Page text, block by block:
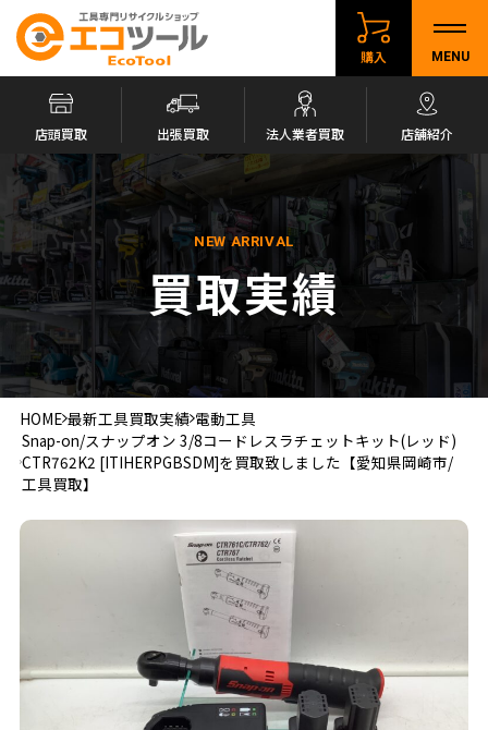
購入 MENU
店頭買取 出張買取 法人業者買取 店舗紹介
NEW ARRIVAL
買取実績
HOME 最新工具買取実績 電動工具
Snap-on/スナップオン 3/8コードレスラチェットキット(レッド)
CTR762K2 [ITIHERPGBSDM]を買取致しました【愛知県岡崎市/
工具買取】